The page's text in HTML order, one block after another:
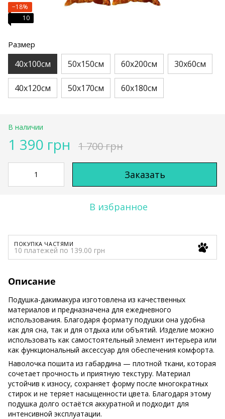
−18%
10
Размер
40х100см 50х150см 60х200см 30х60см
40х120см 50х170см 60х180см
В наличии
1 390 грн 1 700 грн
Заказать
В избранное
ПОКУПКА ЧАСТЯМИ
10 платежей по 139.00 грн
Описание
Подушка-дакимакура изготовлена из качественных
материалов и предназначена для ежедневного
использования. Благодаря формату подушки она удобна
как для сна, так и для отдыха или объятий. Изделие можно
использовать как самостоятельный элемент интерьера или
как функциональный аксессуар для обеспечения комфорта.
Наволочка пошита из габардина — плотной ткани, которая
сочетает прочность и приятную текстуру. Материал
устойчив к износу, сохраняет форму после многократных
стирок и не теряет насыщенности цвета. Благодаря этому
подушка долго остаётся аккуратной и подходит для
интенсивной эксплуатации.